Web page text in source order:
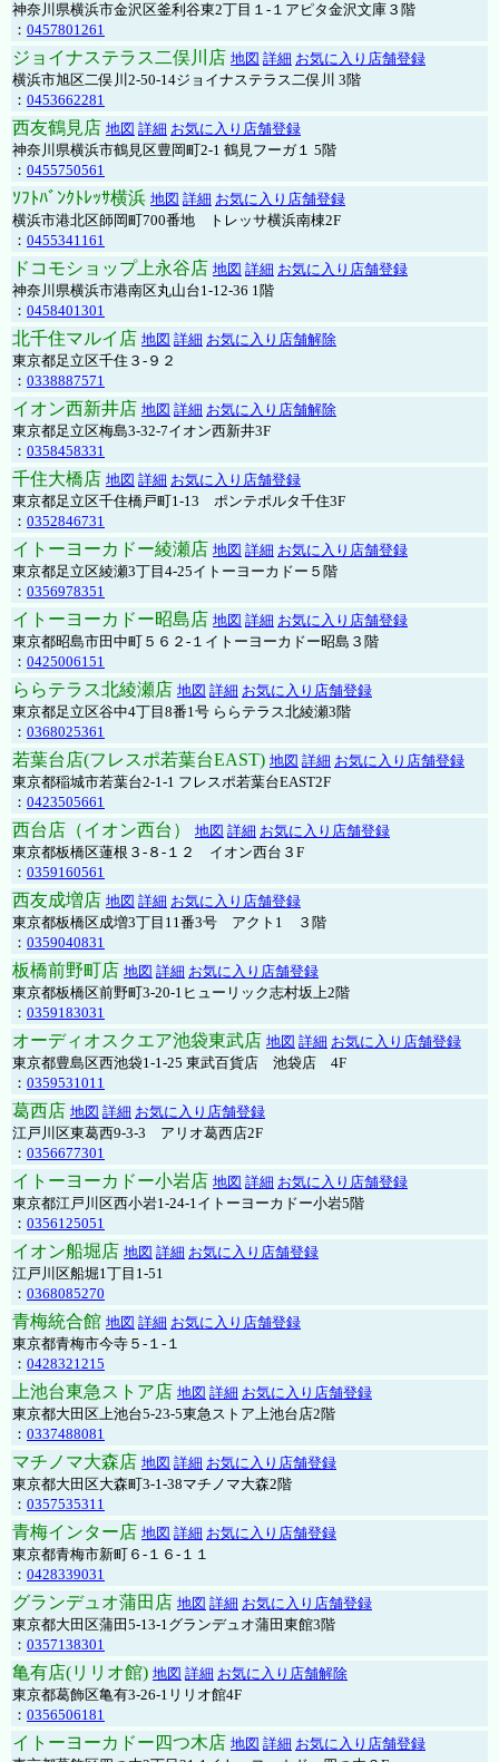
神奈川県横浜市金沢区釜利谷東2丁目１-１アピタ金沢文庫３階
： 0457801261
ジョイナステラス二俣川店 地図 詳細 お気に入り店舗登録
横浜市旭区二俣川2-50-14ジョイナステラス二俣川 3階
： 0453662281
西友鶴見店 地図 詳細 お気に入り店舗登録
神奈川県横浜市鶴見区豊岡町2-1 鶴見フーガ１ 5階
： 0455750561
ｿﾌﾄﾊﾞﾝｸﾄﾚｯｻ横浜 地図 詳細 お気に入り店舗登録
横浜市港北区師岡町700番地 トレッサ横浜南棟2F
： 0455341161
ドコモショップ上永谷店 地図 詳細 お気に入り店舗登録
神奈川県横浜市港南区丸山台1-12-36 1階
： 0458401301
北千住マルイ店 地図 詳細 お気に入り店舗解除
東京都足立区千住３-９２
： 0338887571
イオン西新井店 地図 詳細 お気に入り店舗解除
東京都足立区梅島3-32-7イオン西新井3F
： 0358458331
千住大橋店 地図 詳細 お気に入り店舗登録
東京都足立区千住橋戸町1-13 ポンテポルタ千住3F
： 0352846731
イトーヨーカドー綾瀬店 地図 詳細 お気に入り店舗登録
東京都足立区綾瀬3丁目4-25イトーヨーカドー５階
： 0356978351
イトーヨーカドー昭島店 地図 詳細 お気に入り店舗登録
東京都昭島市田中町５６２-１イトーヨーカドー昭島３階
： 0425006151
ららテラス北綾瀬店 地図 詳細 お気に入り店舗登録
東京都足立区谷中4丁目8番1号 ららテラス北綾瀬3階
： 0368025361
若葉台店(フレスポ若葉台EAST) 地図 詳細 お気に入り店舗登録
東京都稲城市若葉台2-1-1 フレスポ若葉台EAST2F
： 0423505661
西台店（イオン西台） 地図 詳細 お気に入り店舗登録
東京都板橋区蓮根３-８-１２ イオン西台３F
： 0359160561
西友成増店 地図 詳細 お気に入り店舗登録
東京都板橋区成増3丁目11番3号 アクト1 ３階
： 0359040831
板橋前野町店 地図 詳細 お気に入り店舗登録
東京都板橋区前野町3-20-1ヒューリック志村坂上2階
： 0359183031
オーディオスクエア池袋東武店 地図 詳細 お気に入り店舗登録
東京都豊島区西池袋1-1-25 東武百貨店 池袋店 4F
： 0359531011
葛西店 地図 詳細 お気に入り店舗登録
江戸川区東葛西9-3-3 アリオ葛西店2F
： 0356677301
イトーヨーカドー小岩店 地図 詳細 お気に入り店舗登録
東京都江戸川区西小岩1-24-1イトーヨーカドー小岩5階
： 0356125051
イオン船堀店 地図 詳細 お気に入り店舗登録
江戸川区船堀1丁目1-51
： 0368085270
青梅統合館 地図 詳細 お気に入り店舗登録
東京都青梅市今寺５-１-１
： 0428321215
上池台東急ストア店 地図 詳細 お気に入り店舗登録
東京都大田区上池台5-23-5東急ストア上池台店2階
： 0337488081
マチノマ大森店 地図 詳細 お気に入り店舗登録
東京都大田区大森町3-1-38マチノマ大森2階
： 0357535311
青梅インター店 地図 詳細 お気に入り店舗登録
東京都青梅市新町６-１６-１１
： 0428339031
グランデュオ蒲田店 地図 詳細 お気に入り店舗登録
東京都大田区蒲田5-13-1グランデュオ蒲田東館3階
： 0357138301
亀有店(リリオ館) 地図 詳細 お気に入り店舗解除
東京都葛飾区亀有3-26-1リリオ館4F
： 0356506181
イトーヨーカドー四つ木店 地図 詳細 お気に入り店舗登録